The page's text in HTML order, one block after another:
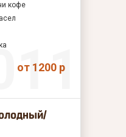
кофе
от 1200 р